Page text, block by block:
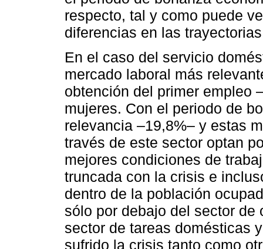
respecto, tal y como puede
diferencias en las
En el caso del servicio
mercado laboral más
obtención del primer empleo
mujeres. Con el periodo de
relevancia –19,8%– y estas
través de este sector optan
mejores condiciones de
truncada con la crisis e
dentro de la población
sólo por debajo del sector
sector de tareas domésticas
sufrido la crisis tanto como